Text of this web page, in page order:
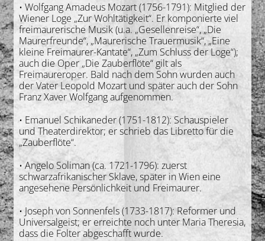
• Wolfgang Amadeus Mozart (1756-1791): Mitglied der
Wiener Loge „Zur Wohltätigkeit“. Er komponierte viel
freimaurerische Musik (u.a. „Gesellenreise“, „Die
Maurerfreunde“, „Maurerische Trauermusik“, „Eine
kleine Freimaurer-Kantate“, „Zum Schluss der Loge“);
auch die Oper „Die Zauberflöte“ gilt als
Freimaureroper. Bald nach dem Sohn wurden auch
der Vater Leopold Mozart und später auch der Sohn
Franz Xaver Wolfgang aufgenommen.
• Emanuel Schikaneder (1751-1812): Schauspieler
und Theaterdirektor; er schrieb das Libretto für die
„Zauberflöte“.
• Angelo Soliman (ca. 1721-1796): zuerst
schwarzafrikanischer Sklave, später in Wien eine
angesehene Persönlichkeit und Freimaurer.
• Joseph von Sonnenfels (1733-1817): Reformer und
Universalgeist; er erreichte noch unter Maria Theresia,
dass die Folter abgeschafft wurde.